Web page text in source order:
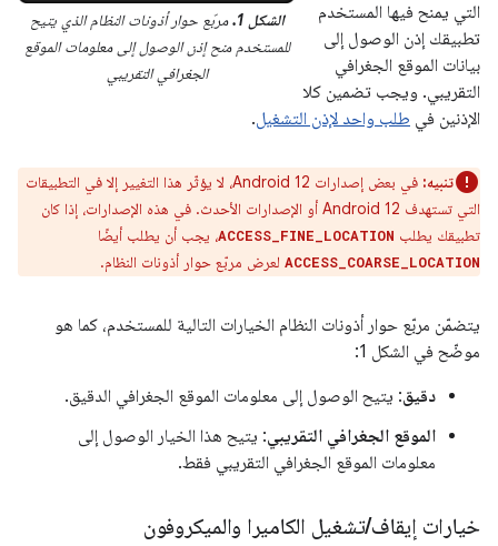
الشكل 1.
مربّع حوار أذونات النظام الذي يتيح
للمستخدم منح إذن الوصول إلى معلومات الموقع
الجغرافي التقريبي
التي يمنح فيها المستخدم
تطبيقك إذن الوصول إلى
بيانات الموقع الجغرافي
التقريبي. ويجب تضمين كلا
الإذنين في طلب واحد لإذن التشغيل.
تنبيه:
في بعض إصدارات Android 12، لا يؤثّر هذا التغيير إلا في التطبيقات
التي تستهدف Android 12 أو الإصدارات الأحدث. في هذه الإصدارات، إذا كان
تطبيقك يطلب ACCESS_FINE_LOCATION، يجب أن يطلب أيضًا
ACCESS_COARSE_LOCATION لعرض مربّع حوار أذونات النظام.
يتضمّن مربّع حوار أذونات النظام الخيارات التالية للمستخدم، كما هو
موضّح في الشكل 1:
دقيق: يتيح الوصول إلى معلومات الموقع الجغرافي الدقيق.
الموقع الجغرافي التقريبي: يتيح هذا الخيار الوصول إلى
معلومات الموقع الجغرافي التقريبي فقط.
خيارات إيقاف/تشغيل الكاميرا والميكروفون